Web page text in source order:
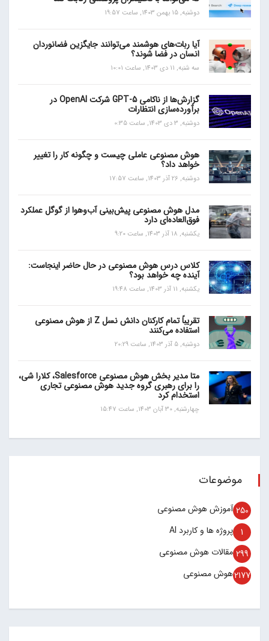
دوشنبه, 15 بهمن 1403, ساعت 19:57
آیا ربات‌های هوشمند می‌توانند جایگزین فضانوردان
انسان در فضا شوند؟
سه شنبه, 11 دی 1403, ساعت 10:01
گزارش‌ها از ناکامی GPT-5 شرکت OpenAI در
برآورده‌سازی انتظارات
دوشنبه, 3 دی 1403, ساعت 0:35
هوش مصنوعی عاملی چیست و چگونه کار را تغییر
خواهد داد؟
دوشنبه, 26 آذر 1403, ساعت 17:57
مدل هوش مصنوعی پیش‌بینی آب‌و‌هوا از گوگل عملکرد
فوق‌العاده‌ای دارد
یکشنبه, 18 آذر 1403, ساعت 9:20
کلاس درس هوش مصنوعی در حال حاضر اینجاست:
آینده چه خواهد بود؟
یکشنبه, 11 آذر 1403, ساعت 19:48
تقریباً تمام کارکنان دانش نسل Z از هوش مصنوعی
استفاده می‌کنند
دوشنبه, 5 آذر 1403, ساعت 20:29
متا مدیر بخش هوش مصنوعی Salesforce، کلارا شی،
را برای رهبری گروه جدید هوش مصنوعی تجاری
استخدام کرد
چهارشنبه, 30 آبان 1403, ساعت 15:47
موضوعات
آموزش هوش مصنوعی 250
پروژه ها و کاربرد AI 1
مقالات هوش مصنوعی 299
هوش مصنوعی2177